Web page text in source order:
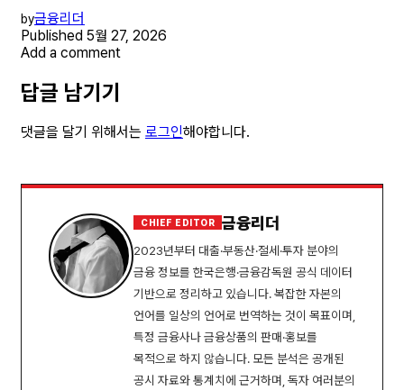
by금융리더
Published 5월 27, 2026
Add a comment
답글 남기기
댓글을 달기 위해서는 로그인해야합니다.
CHIEF EDITOR 금융리더
2023년부터 대출·부동산·절세·투자 분야의
금융 정보를 한국은행·금융감독원 공식 데이터
기반으로 정리하고 있습니다. 복잡한 자본의
언어를 일상의 언어로 번역하는 것이 목표이며,
특정 금융사나 금융상품의 판매·홍보를
목적으로 하지 않습니다. 모든 분석은 공개된
공시 자료와 통계치에 근거하며, 독자 여러분의